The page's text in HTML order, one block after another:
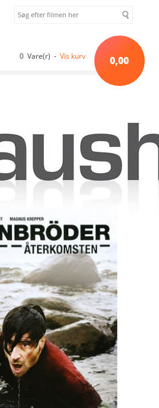
0 Vare(r) - Vis kurv 0,00
TUSENBRÖDER - ÅTERKOMSTEN